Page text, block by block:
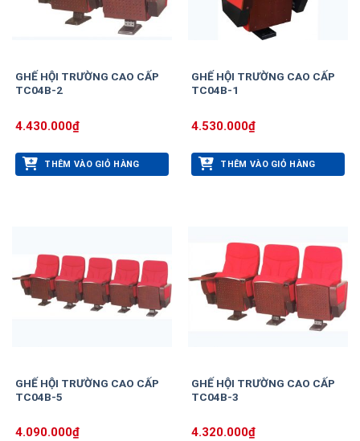
GHẾ HỘI TRƯỜNG CAO CẤP
TC04B-2
4.430.000₫
THÊM VÀO GIỎ HÀNG
GHẾ HỘI TRƯỜNG CAO CẤP
TC04B-1
4.530.000₫
THÊM VÀO GIỎ HÀNG
GHẾ HỘI TRƯỜNG CAO CẤP
TC04B-5
4.090.000₫
GHẾ HỘI TRƯỜNG CAO CẤP
TC04B-3
4.320.000₫